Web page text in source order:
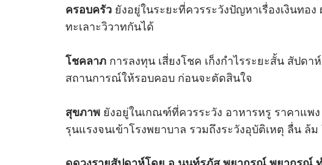
ครอบครัว ยังอยู่ในระยะที่ควรระวังปัญหาเรื่องเงินท
ทะเลาะวิวาทกันได้
โชคลาภ การลงทุน เสี่ยงโชค เก็งกำไรระยะสั้น สัป
สถานการณ์ให้รอบคอบ ก่อนจะตัดสินใจ
สุขภาพ ยังอยู่ในเกณฑ์ที่ควรระวัง อาหารหรู ราคาแพ
รุนแรงจนเข้าโรงพยาบาล รวมถึงระวังอุบัติเหตุ ลื่น ล้